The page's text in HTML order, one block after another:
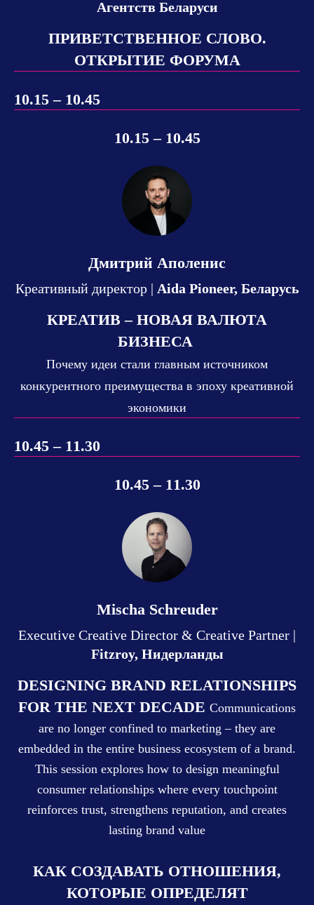
Агентств Беларуси
ПРИВЕТСТВЕННОЕ СЛОВО.
ОТКРЫТИЕ ФОРУМА
10.15 – 10.45
10.15 – 10.45
Дмитрий Аполенис
Креативный директор | Aida Pioneer, Беларусь
КРЕАТИВ – НОВАЯ ВАЛЮТА
БИЗНЕСА
Почему идеи стали главным источником
конкурентного преимущества в эпоху креативной
экономики
10.45 – 11.30
10.45 – 11.30
Mischa Schreuder
Executive Creative Director & Creative Partner |
Fitzroy, Нидерланды
DESIGNING BRAND RELATIONSHIPS
FOR THE NEXT DECADE Communications
are no longer confined to marketing – they are
embedded in the entire business ecosystem of a brand.
This session explores how to design meaningful
consumer relationships where every touchpoint
reinforces trust, strengthens reputation, and creates
lasting brand value
КАК СОЗДАВАТЬ ОТНОШЕНИЯ,
КОТОРЫЕ ОПРЕДЕЛЯТ